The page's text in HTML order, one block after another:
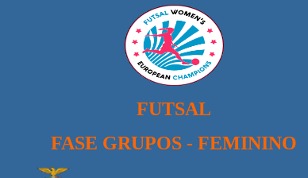
FUTSAL
FASE GRUPOS - FEMININO